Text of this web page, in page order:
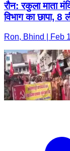
रौन: रकुला माता
विभाग का छापा, 8
Ron, Bhind | Feb